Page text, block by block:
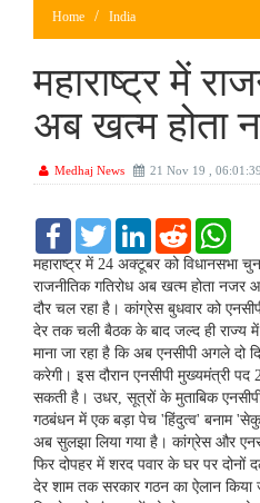
Home India
महाराष्ट्र में
अब खत्म होता
Medhaj News 21 Nov 19 , 06:01:39
F
c
e
o
o
k
T
i
t
e
r
L
n
k
d
I
n
R
d
d
i
t
a
t
A
p
p
महाराष्‍ट्र में 24 अक्‍टूबर को विधानसभा
राजनीतिक गतिरोध अब खत्‍म होता नजर
दौर चल रहा है। कांग्रेस बुधवार को
देर तक चली बैठक के बाद जल्‍द ही राज्‍य में
माना जा रहा है कि अब एनसीपी अगले दो
करेगी। इस दौरान एनसीपी मुख्‍यमंत्री
सकती है। उधर, सूत्रों के मुताबिक
गठबंधन में एक बड़ा पेच 'हिंदुत्‍व' बनाम
अब सुलझा लिया गया है। कांग्रेस और
फिर दोपहर में शरद पवार के घर पर दोनों
देर शाम तक सरकार गठन का ऐलान